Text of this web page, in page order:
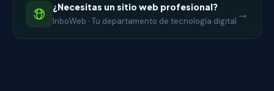
¿Necesitas un sitio web profesional?
InboWeb · Tu departamento de tecnología digital →